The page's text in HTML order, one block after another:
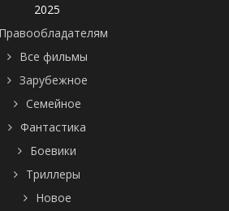
2025
Правообладателям
Все фильмы
Зарубежное
Семейное
Фантастика
Боевики
Триллеры
Новое